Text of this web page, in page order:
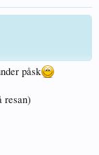
påsk
resan)